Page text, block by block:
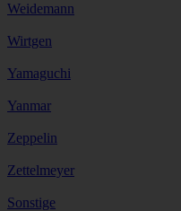
Weidemann
Wirtgen
Yamaguchi
Yanmar
Zeppelin
Zettelmeyer
Sonstige